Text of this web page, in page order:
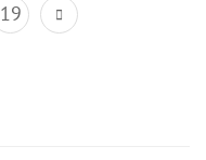
19